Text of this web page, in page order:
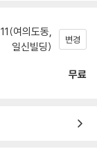
여의도동,
일신빌딩)
변경
무료